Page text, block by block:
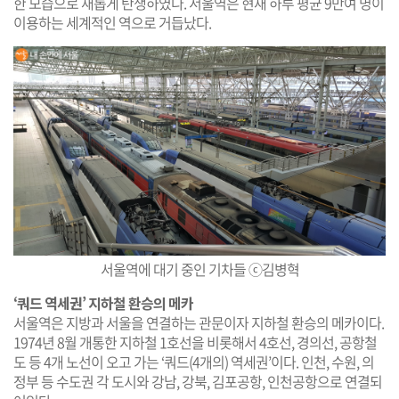
이용하는 세계적인 역으로 거듭났다.
서울역에 대기 중인 기차들 ⓒ김병혁
‘쿼드 역세권’ 지하철 환승의 메카
서울역은 지방과 서울을 연결하는 관문이자 지하철 환승의 메카이다.
1974년 8월 개통한 지하철 1호선을 비롯해서 4호선, 경의선, 공항철
도 등 4개 노선이 오고 가는 ‘쿼드(4개의) 역세권’이다. 인천, 수원, 의
정부 등 수도권 각 도시와 강남, 강북, 김포공항, 인천공항으로 연결되